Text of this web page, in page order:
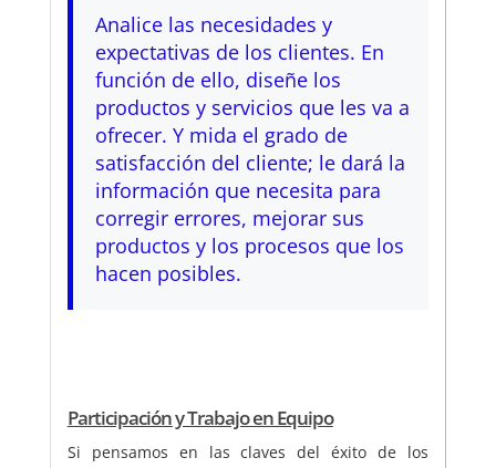
Analice las necesidades y
expectativas de los clientes. En
función de ello, diseñe los
productos y servicios que les va a
ofrecer. Y mida el grado de
satisfacción del cliente; le dará la
información que necesita para
corregir errores, mejorar sus
productos y los procesos que los
hacen posibles.
Participación y Trabajo en Equipo
Si pensamos en las claves del éxito de los